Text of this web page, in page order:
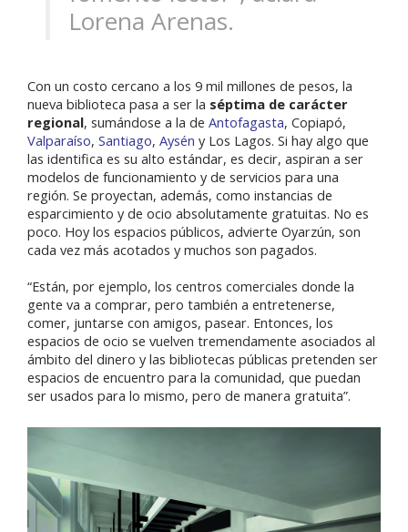
Lorena Arenas.
Con un costo cercano a los 9 mil millones de pesos, la
nueva biblioteca pasa a ser la séptima de carácter
regional, sumándose a la de Antofagasta, Copiapó,
Valparaíso, Santiago, Aysén y Los Lagos. Si hay algo que
las identifica es su alto estándar, es decir, aspiran a ser
modelos de funcionamiento y de servicios para una
región. Se proyectan, además, como instancias de
esparcimiento y de ocio absolutamente gratuitas. No es
poco. Hoy los espacios públicos, advierte Oyarzún, son
cada vez más acotados y muchos son pagados.
“Están, por ejemplo, los centros comerciales donde la
gente va a comprar, pero también a entretenerse,
comer, juntarse con amigos, pasear. Entonces, los
espacios de ocio se vuelven tremendamente asociados al
ámbito del dinero y las bibliotecas públicas pretenden ser
espacios de encuentro para la comunidad, que puedan
ser usados para lo mismo, pero de manera gratuita”.